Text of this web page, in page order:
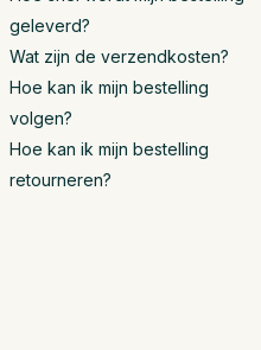
geleverd?
Wat zijn de verzendkosten?
Hoe kan ik mijn bestelling
volgen?
Hoe kan ik mijn bestelling
retourneren?